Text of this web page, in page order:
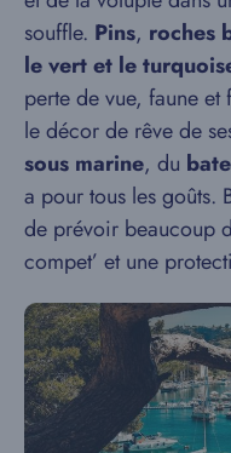
souffle. Pins, roches
le vert et le
perte de vue, faune
le décor de rêve de
sous marine, du
a pour tous les goûts.
de prévoir beaucoup
compet’ et une